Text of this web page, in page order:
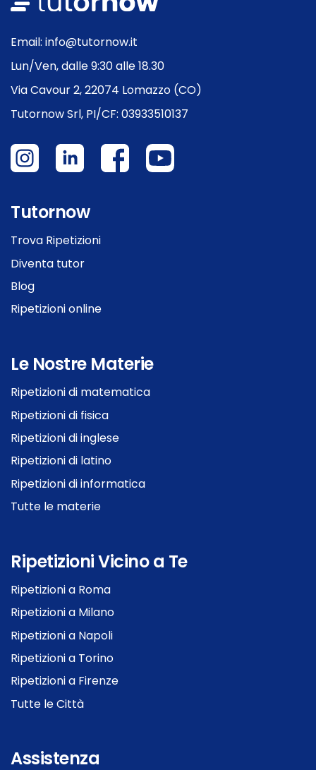
Email: info@tutornow.it
Lun/Ven, dalle 9:30 alle 18.30
Via Cavour 2, 22074 Lomazzo (CO)
Tutornow Srl, PI/CF: 03933510137
Tutornow
Trova Ripetizioni
Diventa tutor
Blog
Ripetizioni online
Le Nostre Materie
Ripetizioni di matematica
Ripetizioni di fisica
Ripetizioni di inglese
Ripetizioni di latino
Ripetizioni di informatica
Tutte le materie
Ripetizioni Vicino a Te
Ripetizioni a Roma
Ripetizioni a Milano
Ripetizioni a Napoli
Ripetizioni a Torino
Ripetizioni a Firenze
Tutte le Città
Assistenza